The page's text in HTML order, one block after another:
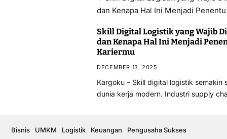
Skill Digital Logistik yang Wajib
dan Kenapa Hal Ini Menjadi
Kariermu
DECEMBER 13, 2025
Kargoku – Skill digital logistik semakin
dunia kerja modern. Industri supply
Bisnis UMKM Logistik Keuangan
Pengusaha Sukses